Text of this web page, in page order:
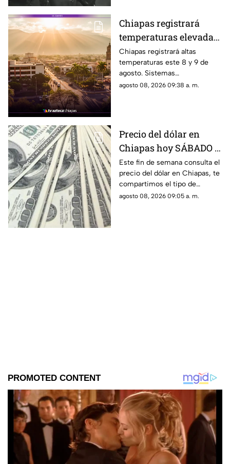
Chiapas registrará
temperaturas elevadas
este fin de semana:
calor extremo este 8 y 9
de agosto
Chiapas registrará altas
temperaturas este 8 y 9 de
agosto. Sistemas
anticiclónicos y la canícula
agosto 08, 2026 09:38 a. m.
Precio del dólar en
Chiapas hoy SÁBADO 8
de agosto de 2026: Tipo
de cambio para
COMPRA y VENTA
Este fin de semana consulta el
precio del dólar en Chiapas, te
compartimos el tipo de
cambio promedio, así como
agosto 08, 2026 09:05 a. m.